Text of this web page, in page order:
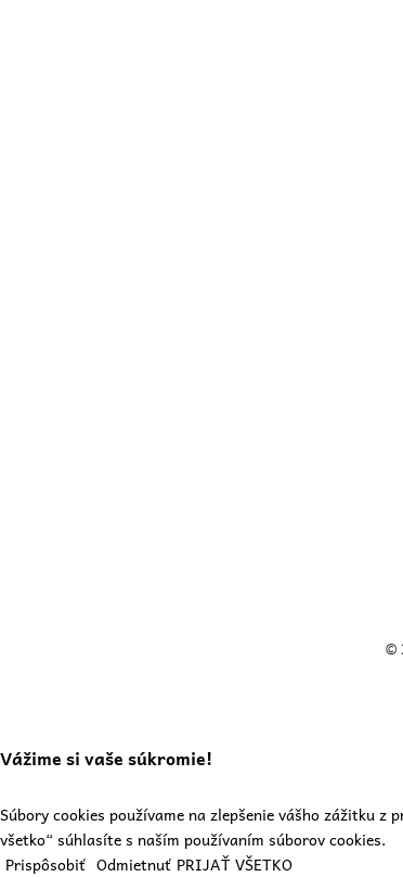
©
Vážime si vaše súkromie!
Súbory cookies používame na zlepšenie vášho zážitku
všetko“ súhlasíte s naším používaním súborov cookies.
Prispôsobiť Odmietnuť PRIJAŤ VŠETKO